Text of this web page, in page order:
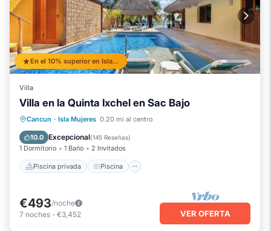
En el 10% superior en Isla Mujeres
Villa
Villa en la Quinta Ixchel en Sac Bajo
Cancun · Isla Mujeres 0.20 mi al centro
10.0 Excepcional(145 Reseñas)
1 Dormitorio 1 Baño 2 Invitados
Piscina privada Piscina
Piscina privada
Piscina
Vista al mar
Balcón/Terraza
€493/noche
7 noches - €3,452 VER OFERTA